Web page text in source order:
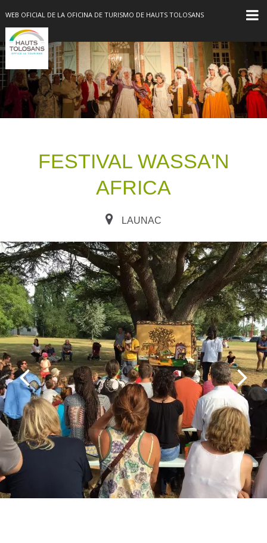
WEB OFICIAL DE LA OFICINA DE TURISMO DE HAUTS TOLOSANS
FESTIVAL WASSA'N
AFRICA
LAUNAC